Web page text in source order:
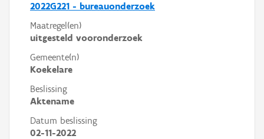
2022G221 - bureauonderzoek
Maatregel(en)
uitgesteld vooronderzoek
Gemeente(n)
Koekelare
Beslissing
Aktename
Datum beslissing
02-11-2022